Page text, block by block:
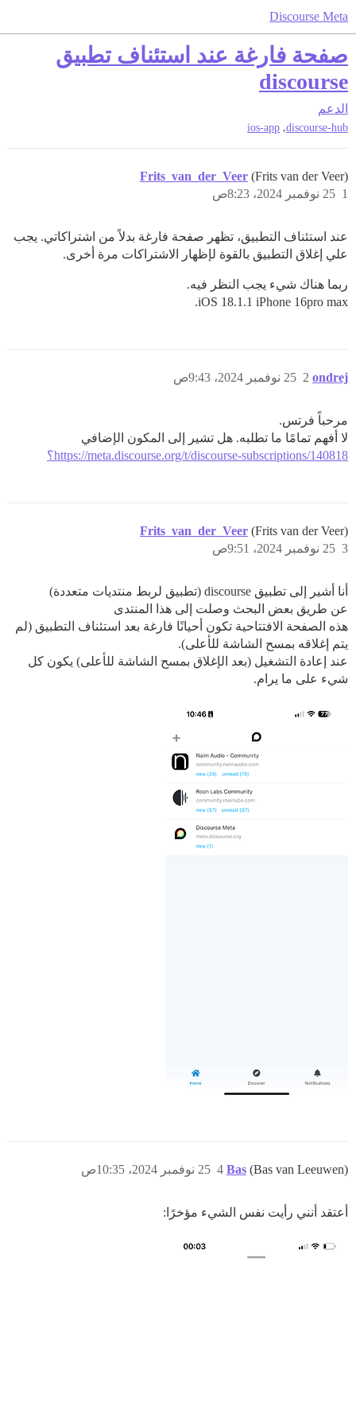
Discourse Meta
صفحة فارغة عند استئناف تطبيق
discourse
الدعم
discourse-hub
,
ios-app
Frits_van_der_Veer (Frits van der Veer)
25 نوفمبر 2024، 8:23ص 1
عند استئناف التطبيق، تظهر صفحة فارغة بدلاً من اشتراكاتي. يجب
علي إغلاق التطبيق بالقوة لإظهار الاشتراكات مرة أخرى.
ربما هناك شيء يجب النظر فيه.
iOS 18.1.1 iPhone 16pro max.
ondrej 25 نوفمبر 2024، 9:43ص 2
مرحباً فرتس.
لا أفهم تمامًا ما تطلبه. هل تشير إلى المكون الإضافي
https://meta.discourse.org/t/discourse-subscriptions/140818؟
Frits_van_der_Veer (Frits van der Veer)
25 نوفمبر 2024، 9:51ص 3
أنا أشير إلى تطبيق discourse (تطبيق لربط منتديات متعددة)
عن طريق بعض البحث وصلت إلى هذا المنتدى
هذه الصفحة الافتتاحية تكون أحيانًا فارغة بعد استئناف التطبيق (لم
يتم إغلاقه بمسح الشاشة للأعلى).
عند إعادة التشغيل (بعد الإغلاق بمسح الشاشة للأعلى) يكون كل
شيء على ما يرام.
Bas (Bas van Leeuwen) 25 نوفمبر 2024، 10:35ص 4
أعتقد أنني رأيت نفس الشيء مؤخرًا: